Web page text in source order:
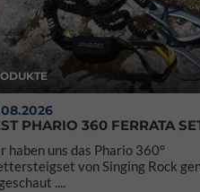
PHARIO 360 FERRATA
haben uns das Phario 360°
von Singing Rock
....